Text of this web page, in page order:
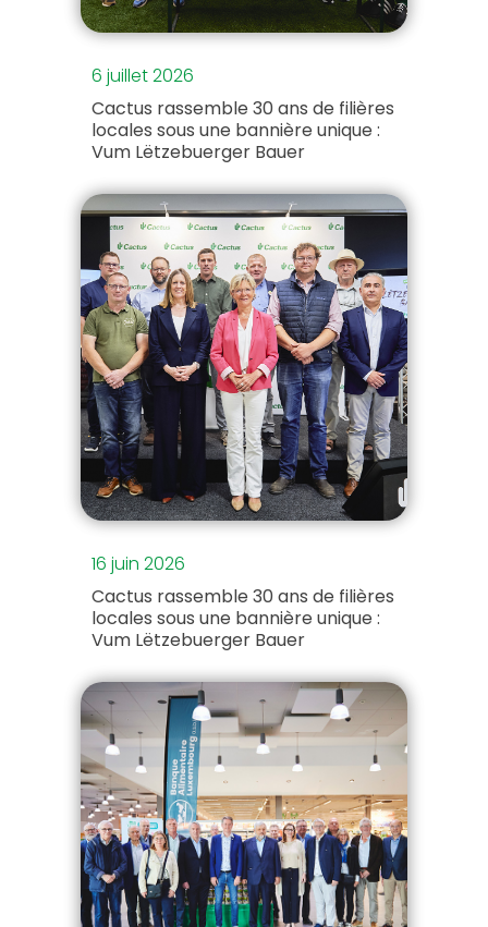
6 juillet 2026
Cactus rassemble 30 ans de filières
locales sous une bannière unique :
Vum Lëtzebuerger Bauer
16 juin 2026
Cactus rassemble 30 ans de filières
locales sous une bannière unique :
Vum Lëtzebuerger Bauer